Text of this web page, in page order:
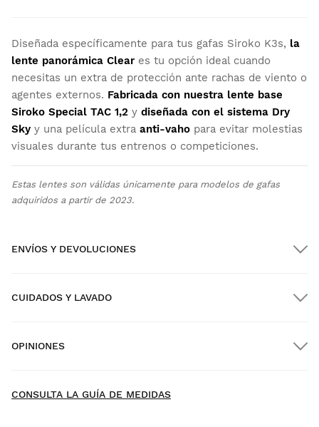
Diseñada específicamente para tus gafas Siroko K3s, la
lente panorámica Clear es tu opción ideal cuando
necesitas un extra de protección ante rachas de viento o
agentes externos. Fabricada con nuestra lente base
Siroko Special TAC 1,2 y diseñada con el sistema Dry
Sky y una película extra anti-vaho para evitar molestias
visuales durante tus entrenos o competiciones.
Estas lentes son válidas únicamente para modelos de gafas
adquiridos a partir de 2023.
ENVÍOS Y DEVOLUCIONES
Envío a domicilio desde $300.00
CUIDADOS Y LAVADO
OPINIONES
Basado en 286 opiniones
CONSULTA LA GUÍA DE MEDIDAS